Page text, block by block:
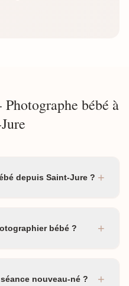
bébé à
depuis Saint-Jure ? +
bébé ? +
nouveau-né ? +